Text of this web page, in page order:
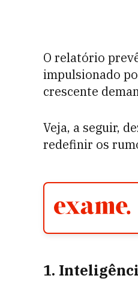
O relatório
impulsionado
crescente
Veja, a seguir,
redefinir os
1.